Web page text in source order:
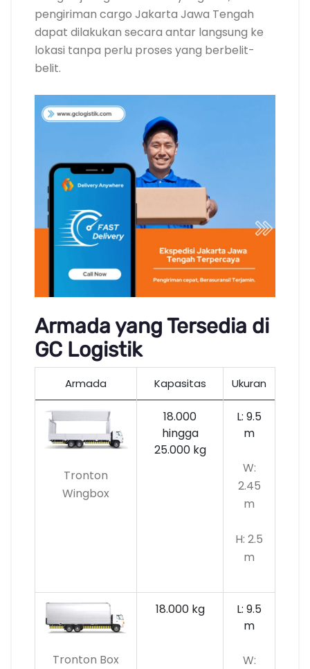
pengiriman cargo Jakarta Jawa Tengah
dapat dilakukan secara antar langsung ke
lokasi tanpa perlu proses yang berbelit-
belit.
Armada yang Tersedia di
GC Logistik
Armada Kapasitas Ukuran
Tronton
Wingbox
18.000
hingga
25.000 kg
L: 9.5
m
W:
2.45
m
H: 2.5
m
Tronton Box
18.000 kg
L: 9.5
m
W: